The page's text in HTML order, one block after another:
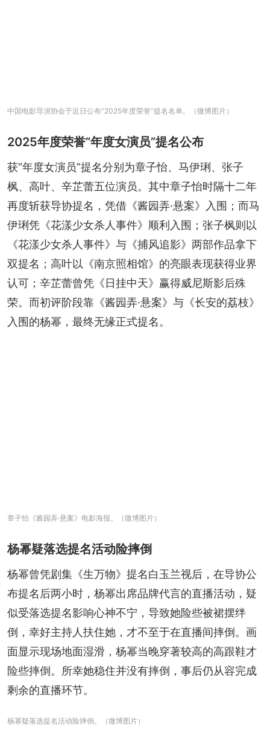
中国电影导演协会于近日公布“2025年度荣誉”提名名单。（微博图片）
2025年度荣誉“年度女演员”提名公布
获“年度女演员”提名分别为章子怡、马伊琍、张子
枫、高叶、辛芷蕾五位演员。其中章子怡时隔十二年
再度斩获导协提名，凭借《酱园弄·悬案》入围；而马
伊琍凭《花漾少女杀人事件》顺利入围；张子枫则以
《花漾少女杀人事件》与《捕风追影》两部作品拿下
双提名；高叶以《南京照相馆》的亮眼表现获得业界
认可；辛芷蕾曾凭《日挂中天》赢得威尼斯影后殊
荣。而初评阶段靠《酱园弄·悬案》与《长安的荔枝》
入围的杨幂，最终无缘正式提名。
章子怡《酱园弄·悬案》电影海报。（微博图片）
杨幂疑落选提名活动险摔倒
杨幂曾凭剧集《生万物》提名白玉兰视后，在导协公
布提名后两小时，杨幂出席品牌代言的直播活动，疑
似受落选提名影响心神不宁，导致她险些被裙摆绊
倒，幸好主持人扶住她，才不至于在直播间摔倒。画
面显示现场地面湿滑，杨幂当晚穿著较高的高跟鞋才
险些摔倒。所幸她稳住并没有摔倒，事后仍从容完成
剩余的直播环节。
杨幂疑落选提名活动险摔倒。（微博图片）